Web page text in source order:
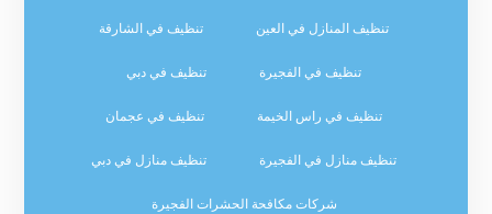
تنظيف المنازل في العين تنظيف في الشارقة
تنظيف في الفجيرة تنظيف في دبي
تنظيف في راس الخيمة تنظيف في عجمان
تنظيف منازل في الفجيرة تنظيف منازل في دبي
شركات مكافحة الحشرات الفجيرة